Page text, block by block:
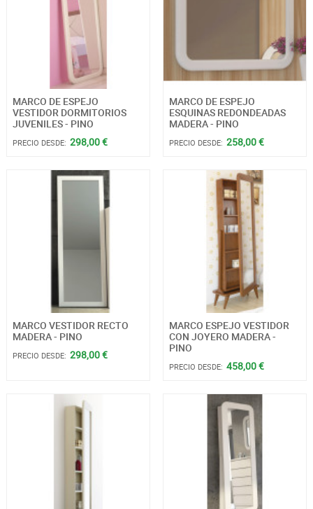
MARCO DE ESPEJO
VESTIDOR DORMITORIOS
JUVENILES - PINO
PRECIO DESDE: 298,00 €
MARCO DE ESPEJO
ESQUINAS REDONDEADAS
MADERA - PINO
PRECIO DESDE: 258,00 €
MARCO VESTIDOR RECTO
MADERA - PINO
PRECIO DESDE: 298,00 €
MARCO ESPEJO VESTIDOR
CON JOYERO MADERA -
PINO
PRECIO DESDE: 458,00 €